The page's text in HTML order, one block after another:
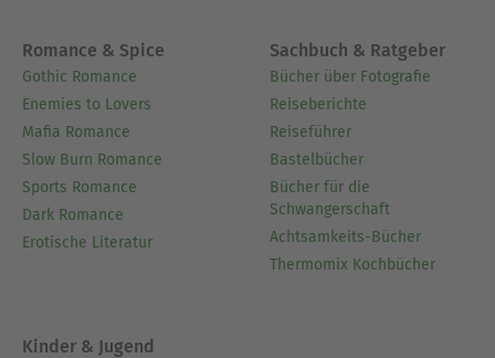
Romance & Spice
Gothic Romance
Enemies to Lovers
Mafia Romance
Slow Burn Romance
Sports Romance
Dark Romance
Erotische Literatur
Sachbuch & Ratgeber
Bücher über Fotografie
Reiseberichte
Reiseführer
Bastelbücher
Bücher für die
Schwangerschaft
Achtsamkeits-Bücher
Thermomix Kochbücher
Kinder & Jugend